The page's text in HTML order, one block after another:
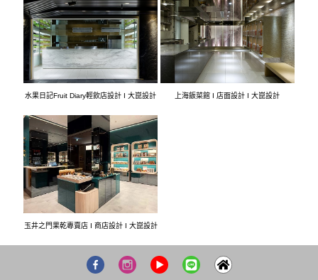
水果日記Fruit Diary輕飲店設計 I 大崑設計 上海飯菜館 I 店面設計 I 大崑設計
玉井之門果乾專賣店 I 商店設計 I 大崑設計